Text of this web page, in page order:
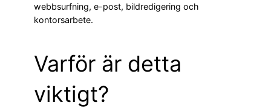
webbsurfning, e-post, bildredigering och
kontorsarbete.
Varför är detta
viktigt?